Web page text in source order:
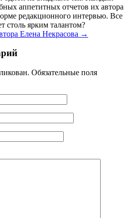
аппетитных отчетов их автора
редакционного интервью. Все
столь ярким талантом?
Елена Некрасова →
Обязательные поля